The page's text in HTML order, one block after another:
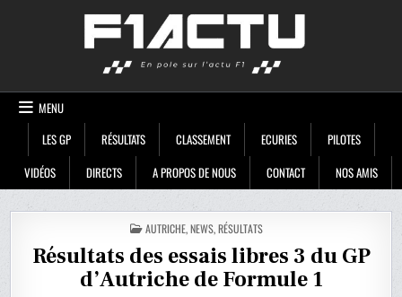
MENU
LES GP
RÉSULTATS CLASSEMENT ECURIES
PILOTES
VIDÉOS
DIRECTS A PROPOS DE NOUS CONTACT NOS AMIS
POSTED
IN
AUTRICHE,NEWS,RÉSULTATS
Résultats des essais libres 3 du GP
d’Autriche de Formule 1